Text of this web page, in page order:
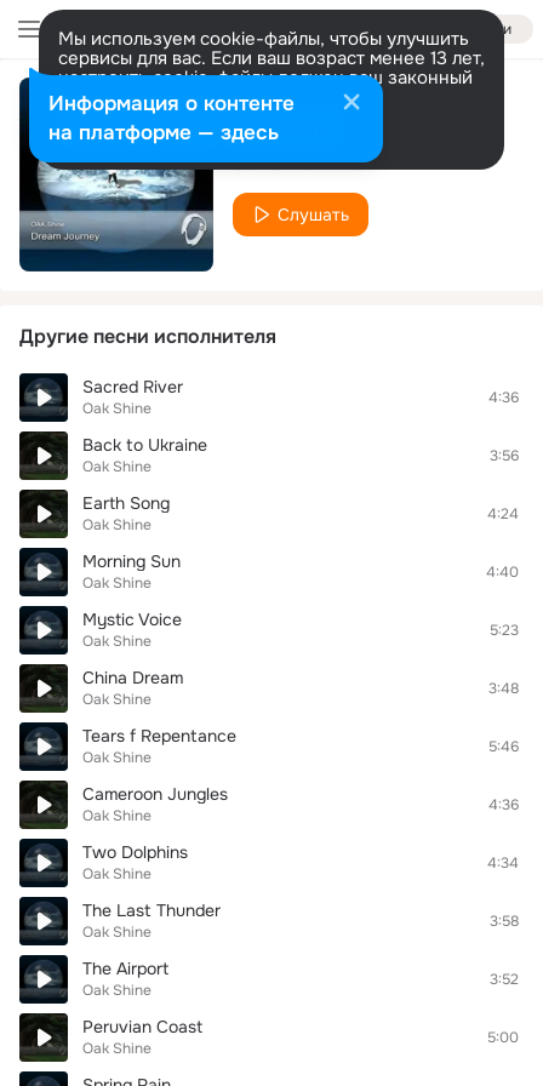
Войти
Мы используем cookie-файлы, чтобы улучшить
сервисы для вас. Если ваш возраст менее 13 лет,
настроить cookie-файлы должен ваш законный
представитель. Больше информации
Разрешить все Настроить
Words of Wisdom
Oak Shine
Слушать
Другие песни исполнителя
Sacred River
Oak Shine
4:36
Back to Ukraine
Oak Shine
3:56
Earth Song
Oak Shine
4:24
Morning Sun
Oak Shine
4:40
Mystic Voice
Oak Shine
5:23
China Dream
Oak Shine
3:48
Tears f Repentance
Oak Shine
5:46
Cameroon Jungles
Oak Shine
4:36
Two Dolphins
Oak Shine
4:34
The Last Thunder
Oak Shine
3:58
The Airport
Oak Shine
3:52
Peruvian Coast
Oak Shine
5:00
Информация о контенте
на платформе — здесь